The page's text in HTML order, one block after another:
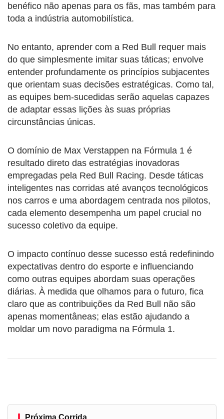
benéfico não apenas para os fãs, mas também para
toda a indústria automobilística.
No entanto, aprender com a Red Bull requer mais
do que simplesmente imitar suas táticas; envolve
entender profundamente os princípios subjacentes
que orientam suas decisões estratégicas. Como tal,
as equipes bem-sucedidas serão aquelas capazes
de adaptar essas lições às suas próprias
circunstâncias únicas.
O domínio de Max Verstappen na Fórmula 1 é
resultado direto das estratégias inovadoras
empregadas pela Red Bull Racing. Desde táticas
inteligentes nas corridas até avanços tecnológicos
nos carros e uma abordagem centrada nos pilotos,
cada elemento desempenha um papel crucial no
sucesso coletivo da equipe.
O impacto contínuo desse sucesso está redefinindo
expectativas dentro do esporte e influenciando
como outras equipes abordam suas operações
diárias. À medida que olhamos para o futuro, fica
claro que as contribuições da Red Bull não são
apenas momentâneas; elas estão ajudando a
moldar um novo paradigma na Fórmula 1.
Próxima Corrida